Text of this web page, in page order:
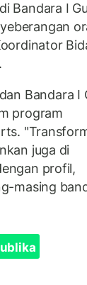
Bandara I
Bandara I
program
juga di
profil,
masing